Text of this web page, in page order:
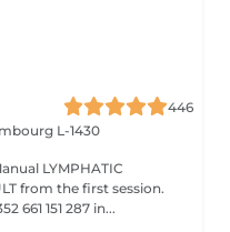
446
L-1430
661 151 287 in...